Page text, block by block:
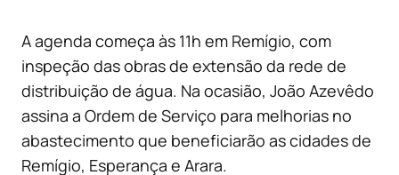
A agenda começa às 11h em Remígio, com
inspeção das obras de extensão da rede de
distribuição de água. Na ocasião, João Azevêdo
assina a Ordem de Serviço para melhorias no
abastecimento que beneficiarão as cidades de
Remígio, Esperança e Arara.